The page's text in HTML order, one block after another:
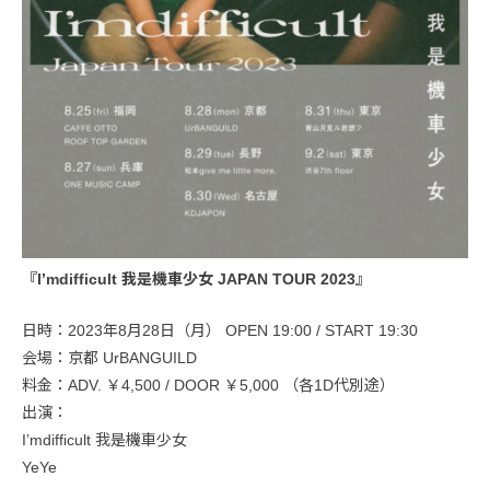
『I’mdifficult 我是機車少女 JAPAN TOUR 2023』
日時：2023年8月28日（月） OPEN 19:00 / START 19:30
会場：京都 UrBANGUILD
料金：ADV. ￥4,500 / DOOR ￥5,000 （各1D代別途）
出演：
I’mdifficult 我是機車少女
YeYe